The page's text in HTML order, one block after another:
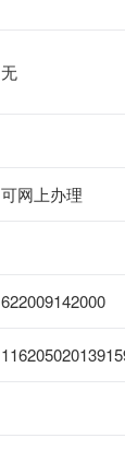
无
可网上办理
622009142000